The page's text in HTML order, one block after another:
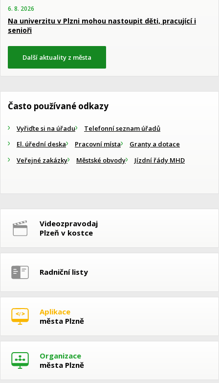
6. 8. 2026
Na univerzitu v Plzni mohou nastoupit děti, pracující i
senioři
Další aktuality z města
Často používané odkazy
Vyřiďte si na úřadu
Telefonní seznam úřadů
El. úřední deska
Pracovní místa
Granty a dotace
Veřejné zakázky
Městské obvody Jízdní řády MHD
Videozpravodaj
Plzeň v kostce
Radniční listy
Aplikace
města Plzně
Organizace
města Plzně